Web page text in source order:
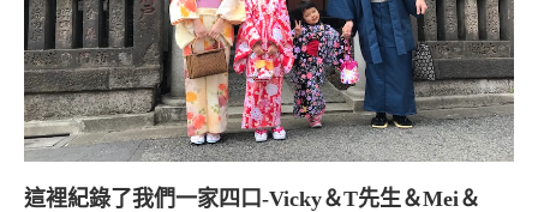
這裡紀錄了我們一家四口-Vicky＆T先生＆Mei＆